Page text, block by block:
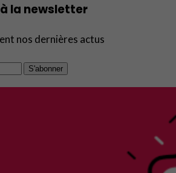
la newsletter
nos dernières actus
S'abonner